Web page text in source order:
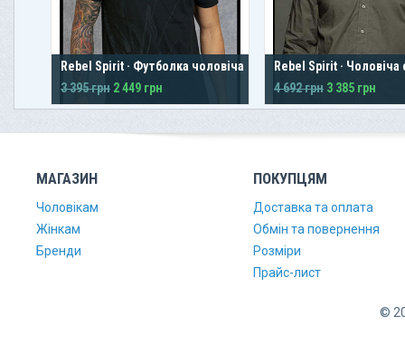
Rebel Spirit · Футболка чоловіча
3 395 грн 2 449 грн
Rebel Spirit · Чоловіча
4 692 грн 3 385 грн
МАГАЗИН
Чоловікам
Жінкам
Бренди
ПОКУПЦЯМ
Доставка та оплата
Обмін та повернення
Розміри
Прайс-лист
©